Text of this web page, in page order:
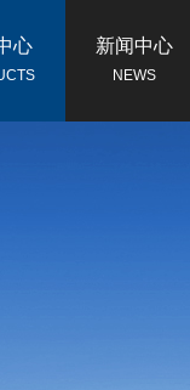
心 新闻中心
NEWS